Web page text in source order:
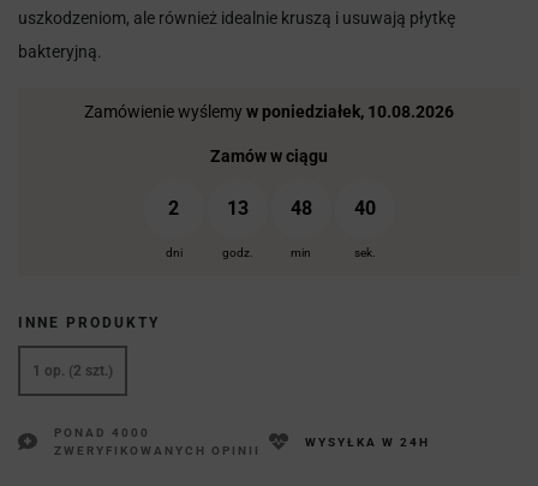
uszkodzeniom, ale również idealnie kruszą i usuwają płytkę
bakteryjną.
Zamówienie wyślemy w poniedziałek, 10.08.2026
Zamów w ciągu
2 13 48 40
dni godz. min sek.
INNE PRODUKTY
1 op. (2 szt.)
PONAD 4000
ZWERYFIKOWANYCH OPINII
WYSYŁKA W 24H